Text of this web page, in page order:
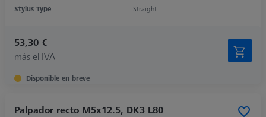
Stylus Type
Straight
53,30 €
más el IVA
Disponible en breve
Palpador recto M5x12.5, DK3 L80